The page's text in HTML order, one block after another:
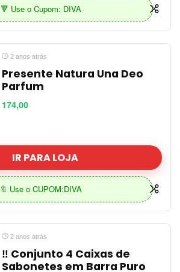
🔻 Use o Cupom: DIVA
2 anos atrás
Presente Natura Una Deo
Parfum
174,00
IR PARA LOJA
🔖 Use o CUPOM:DIVA
2 anos atrás
‼️ Conjunto 4 Caixas de
Sabonetes em Barra Puro